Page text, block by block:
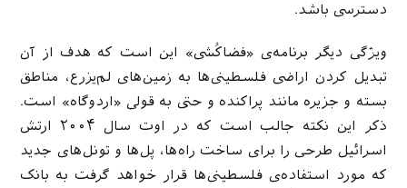
دسترسی باشد.
ویژگی دیگر برنامه‌ی «فضاکُشی» این است که هدف از آن
تبدیل کردن اراضی فلسطینی‌ها به زمین‌های لم‌یزرع، مناطق
بسته و جزیره مانند پراکنده و حتی به قولی «اردوگاه» است.
ذکر این نکته جالب است که در اوت سال ۲۰۰۴ ارتش
اسرائیل طرحی را برای ساخت راه‌ها، پل‌ها و تونل‌های جدید
که مورد استفاده‌ی فلسطینی‌ها قرار خواهد گرفت به بانک